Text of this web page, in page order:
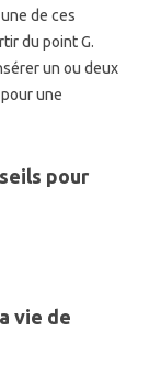
de ces
du point G.
un ou deux
une
pour
vie de